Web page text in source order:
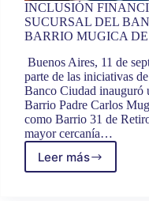
INCLUSIÓN
SUCURSAL DEL
BARRIO MUGICA
Buenos Aires, 11 de
parte de las iniciativas
Banco Ciudad inauguró
Barrio Padre Carlos
como Barrio 31 de
mayor cercanía…
Leer másINCLUSIÓN